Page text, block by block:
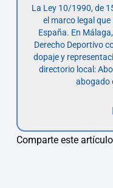
La Ley 10/1990, de
el marco legal
España. En
Derecho Deportivo
dopaje y
directorio local:
abogado
Comparte este